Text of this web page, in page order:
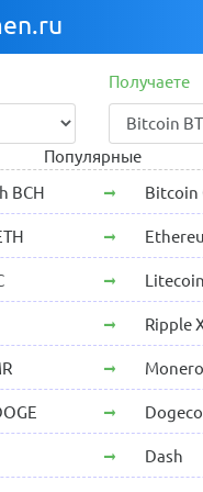
Получаете
Популярные
BCH
Bitcoin
Litecoin
Ripple
Dash